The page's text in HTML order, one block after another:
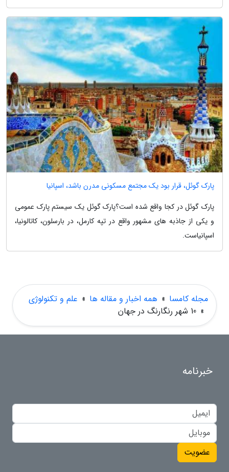
پارک گوئل، قرار بود یک مجتمع مسکونی مدرن باشد، اسپانیا
پارک گوئل در کجا واقع شده است؟پارک گوئل یک سیستم پارک عمومی
و یکی از جاذبه های مشهور واقع در تپه کارمل، در بارسلون، کاتالونیا،
اسپانیاست.
مجله کامسا » همه اخبار و مقاله ها » علم و تکنولوژی
» 10 شهر رنگارنگ در جهان
خبرنامه
عضویت